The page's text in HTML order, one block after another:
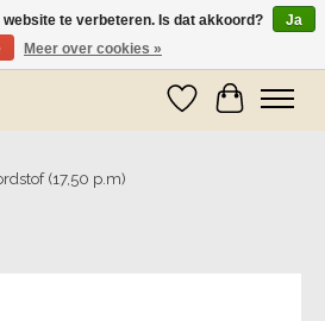
9 mei worden er weer pakketjes verzonden
Verlanglijst
(17,50 p.m)
te verbeteren. Is dat akkoord?
Ja
Meer over cookies »